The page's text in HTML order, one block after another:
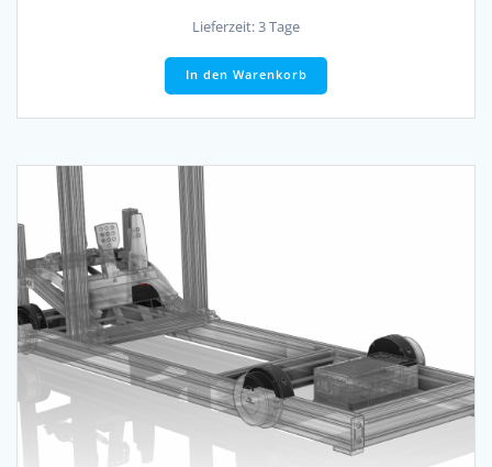
Lieferzeit:3 Tage
In den Warenkorb